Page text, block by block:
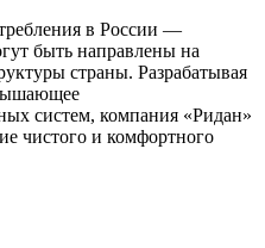
в России —
быть направлены на
страны. Разрабатывая
систем, компания «Ридан»
чистого и комфортного